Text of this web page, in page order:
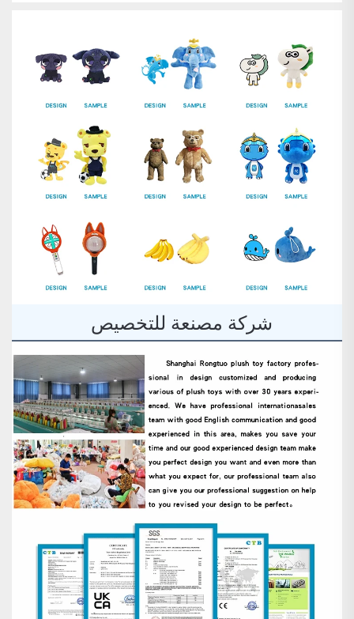
شركة مصنعة للتخصيص